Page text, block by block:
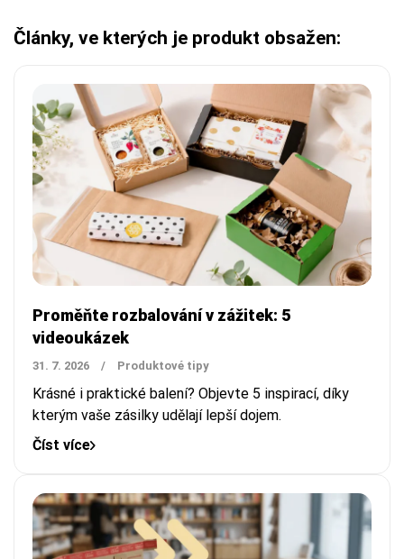
Články, ve kterých je produkt obsažen:
Proměňte rozbalování v zážitek: 5
videoukázek
31. 7. 2026 / Produktové tipy
Krásné i praktické balení? Objevte 5 inspirací, díky
kterým vaše zásilky udělají lepší dojem.
Číst více